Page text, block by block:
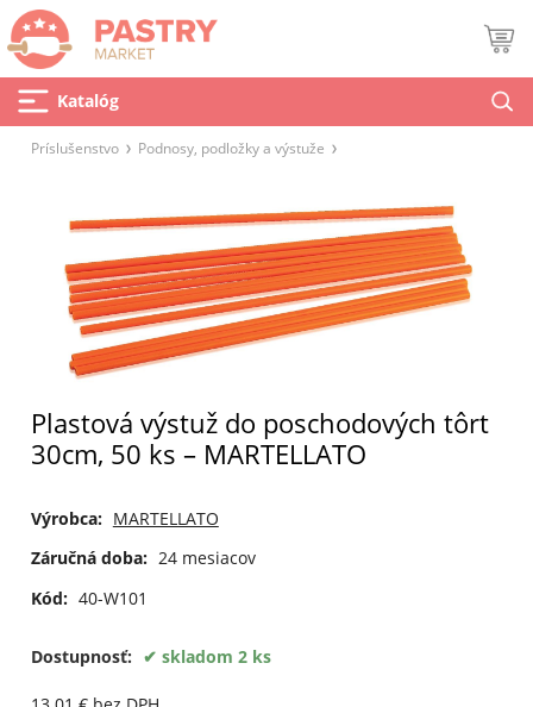
Katalóg
Príslušenstvo Podnosy, podložky a výstuže
Plastová výstuž do poschodových tôrt
30cm, 50 ks – MARTELLATO
Výrobca: MARTELLATO
Záručná doba: 24 mesiacov
Kód: 40-W101
Dostupnosť: skladom 2 ks